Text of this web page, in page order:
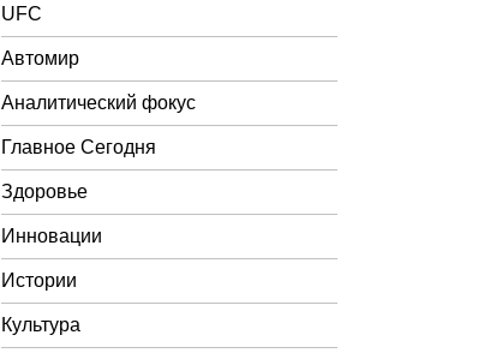
UFC
Автомир
Аналитический фокус
Главное Сегодня
Здоровье
Инновации
Истории
Культура